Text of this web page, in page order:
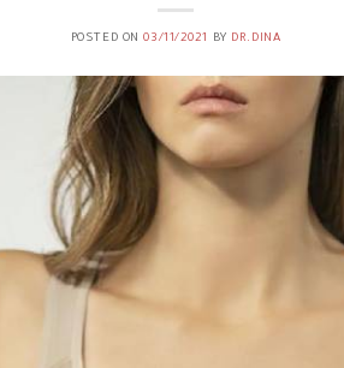
POSTED ON03/11/2021 BY DR.DINA